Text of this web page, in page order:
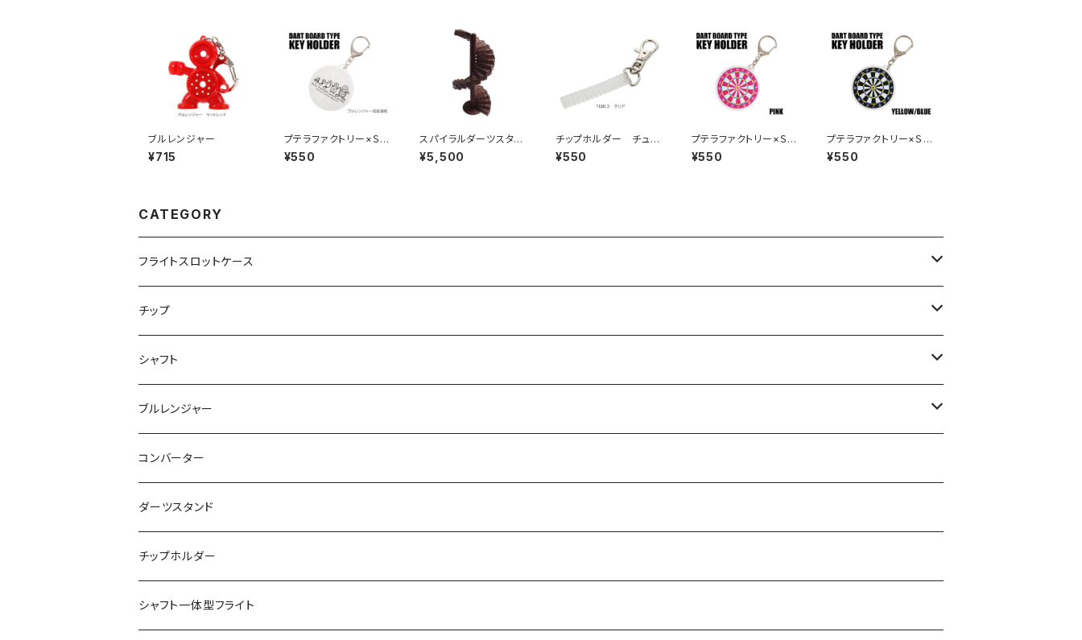
ブルレンジャー
¥715
プテラファクトリー×Ｓ
４ ダーツボード型キ
ーホルダー ブルレン
¥550
スパイラルダーツスタン
ド（螺旋階段型ダーツス
タンド）３０段セット 木
¥5,500
チップホルダー チュー
ブ2
¥550
プテラファクトリー×Ｓ
４ ダーツボード型キ
ーホルダー ピンク
¥550
プテラファクトリー×Ｓ
４ ダーツボード型キ
ーホルダー イエロー
¥550
CATEGORY
フライトスロットケース
飛び出し防止リングなし
飛び出し防止リング付き
ノーマル
マーブル
シームレス用
チップ
２ＢＡ用チップ
シャークチップ
シャークチップコンバージョン
４ＢＡ用チップ
ドルフィンチップ
ドルフィンチップコンバージョン
シャフト
ノーマル
アクタゴンシャフト
ツインシャフト
ブルレンジャー
光るブルレンジャー
プリントバージョン
当ショップ限定発売
コンバーター
ダーツスタンド
チップホルダー
シャフト一体型フライト